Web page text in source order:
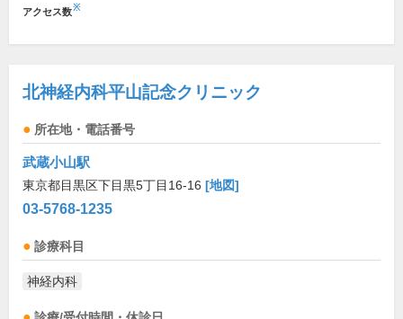
アクセス数※
北神経内科平山記念クリニック
所在地・電話番号
武蔵小山駅
東京都目黒区下目黒5丁目16-16 [地図]
03-5768-1235
診療科目
神経内科